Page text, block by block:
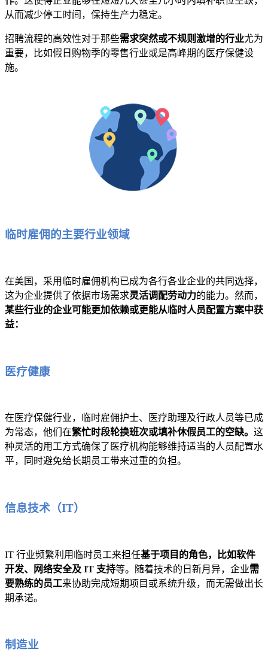
从而减少停工时间，保持生产力稳定。
招聘流程的高效性对于那些需求突然或不规则激增的行业尤为
重要，比如假日购物季的零售行业或是高峰期的医疗保健设
施。
临时雇佣的主要行业领域
在美国，采用临时雇佣机构已成为各行各业企业的共同选择，
这为企业提供了依据市场需求灵活调配劳动力的能力。然而，
某些行业的企业可能更加依赖或更能从临时人员配置方案中获
益：
医疗健康
在医疗保健行业，临时雇佣护士、医疗助理及行政人员等已成
为常态，他们在繁忙时段轮换班次或填补休假员工的空缺。 这
种灵活的用工方式确保了医疗机构能够维持适当的人员配置水
平，同时避免给长期员工带来过重的负担。
信息技术（IT）
IT 行业频繁利用临时员工来担任基于项目的角色，比如软件
开发、网络安全及 IT 支持等。随着技术的日新月异，企业需
要熟练的员工来协助完成短期项目或系统升级，而无需做出长
期承诺。
制造业